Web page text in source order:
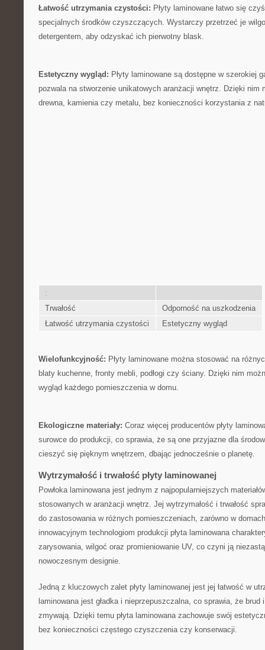
Łatwość ‍utrzymania czystości: Płyty ​laminowane łatwo‌ się
‌specjalnych ‌środków ‍czyszczących. Wystarczy przetrzeć je
detergentem,​ aby odzyskać ich pierwotny blask.
Estetyczny wygląd: Płyty⁣ laminowane są⁣ dostępne⁢ w ‌szerokiej
pozwala na stworzenie ⁤unikatowych aranżacji wnętrz. Dzięki ‍nim
drewna, kamienia czy metalu, bez ⁤konieczności korzystania z
:
Trwałość
Odporność na uszkodzenia
Łatwość utrzymania ⁢czystości
Estetyczny wygląd
Wielofunkcyjność: Płyty laminowane można ⁣stosować na
blaty kuchenne, fronty mebli, podłogi czy ⁤ściany. ‌Dzięki nim
wygląd każdego ⁤pomieszczenia w⁣ domu.
Ekologiczne materiały: Coraz więcej⁤ producentów⁢ płyty
surowce do‍ produkcji,⁤ co​ sprawia,‍ że są one przyjazne dla
cieszyć się pięknym⁣ wnętrzem, dbając jednocześnie o⁢ planetę.
Wytrzymałość ⁤i trwałość płyty​ laminowanej
Powłoka laminowana jest ⁤jednym z najpopularniejszych
stosowanych w aranżacji wnętrz. Jej wytrzymałość i trwałość
do ‌zastosowania w różnych pomieszczeniach, zarówno w
innowacyjnym technologiom‍ produkcji płyta laminowana
‍zarysowania, wilgoć oraz promieniowanie​ UV, co czyni ją
nowoczesnym ​designie.
Jedną ⁣z⁤ kluczowych zalet płyty laminowanej ‌jest⁤ jej łatwość w
‍laminowana jest gładka i nieprzepuszczalna, ⁢co ⁤sprawia, że‍ brud
zmywają. Dzięki temu płyta laminowana zachowuje swój
bez konieczności częstego czyszczenia‍ czy konserwacji.